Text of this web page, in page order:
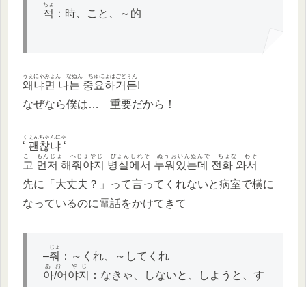
적
ちょ
：時、こと、～的
왜냐면 나는 중요하거든
うぇにゃみょん なぬん ちゅにょはごどぅん
!
なぜなら僕は… 重要だから！
‘ 괜찮냐
くぇんちゃんにゃ
‘
고 먼저 해줘야지 병실에서 누워있는데 전화 와서
こ もんじょ へじょやじ ぴょんしれそ ぬうぉいんぬんで ちょな わそ
先に「大丈夫？」って言ってくれないと病室で横に
なっているのに電話をかけてきて
–줘
じょ
：～くれ、～してくれ
아/어야지
あお やじ
：なきゃ、しないと、しようと、す